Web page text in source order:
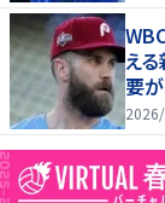
え
要が